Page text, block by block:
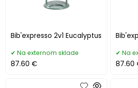
Bib'expresso 2v1 Eucalyptus
Na externom sklade
87.60 €
Na
87.60